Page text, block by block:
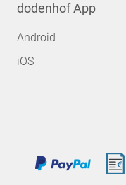
dodenhof App
Android
iOS